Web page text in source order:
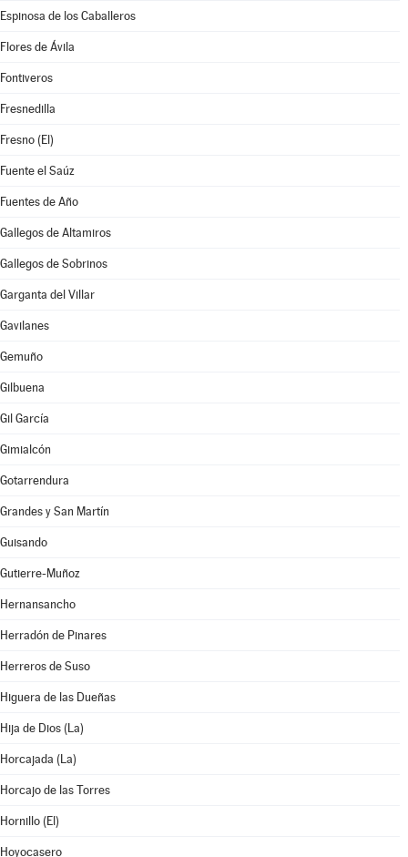
Espinosa de los Caballeros
Flores de Ávila
Fontiveros
Fresnedilla
Fresno (El)
Fuente el Saúz
Fuentes de Año
Gallegos de Altamiros
Gallegos de Sobrinos
Garganta del Villar
Gavilanes
Gemuño
Gilbuena
Gil García
Gimialcón
Gotarrendura
Grandes y San Martín
Guisando
Gutierre-Muñoz
Hernansancho
Herradón de Pinares
Herreros de Suso
Higuera de las Dueñas
Hija de Dios (La)
Horcajada (La)
Horcajo de las Torres
Hornillo (El)
Hoyocasero